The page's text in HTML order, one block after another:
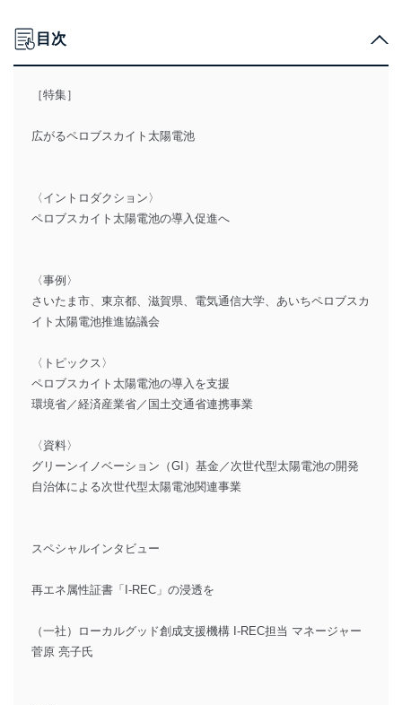
目次
［特集］
広がるペロブスカイト太陽電池
〈イントロダクション〉
ペロブスカイト太陽電池の導入促進へ
〈事例〉
さいたま市、東京都、滋賀県、電気通信大学、あいちペロブスカ
イト太陽電池推進協議会
〈トピックス〉
ペロブスカイト太陽電池の導入を支援
環境省／経済産業省／国土交通省連携事業
〈資料〉
グリーンイノベーション（GI）基金／次世代型太陽電池の開発
自治体による次世代型太陽電池関連事業
スペシャルインタビュー
再エネ属性証書「I-REC」の浸透を
（一社）ローカルグッド創成支援機構 I-REC担当 マネージャー
菅原 亮子氏